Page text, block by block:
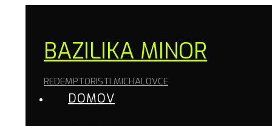
BAZILIKA MINOR
REDEMPTORISTI MICHALOVCE
DOMOV